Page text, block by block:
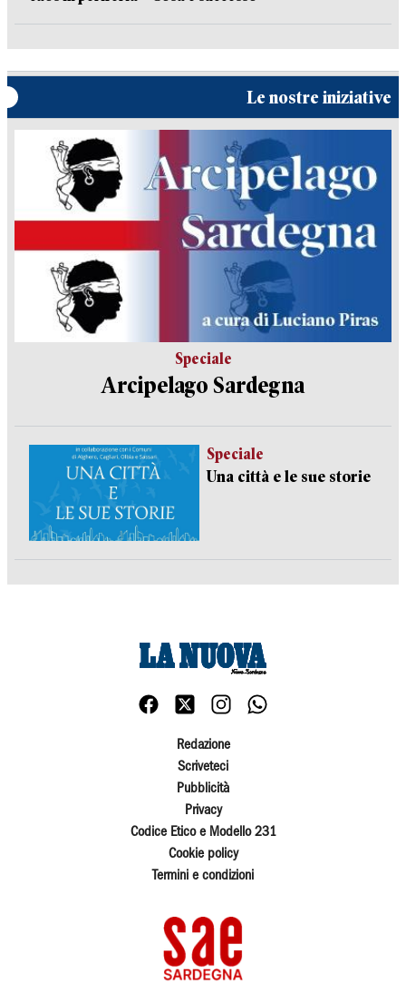
Le nostre iniziative
Speciale
Arcipelago Sardegna
Speciale
Una città e le sue storie
Redazione
Scriveteci
Pubblicità
Privacy
Codice Etico e Modello 231
Cookie policy
Termini e condizioni